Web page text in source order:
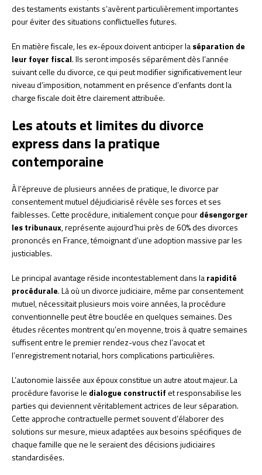
des testaments existants s’avèrent particulièrement importantes
pour éviter des situations conflictuelles futures.
En matière fiscale, les ex-époux doivent anticiper laséparation de
leur foyer fiscal. Ils seront imposés séparément dès l’année
suivant celle du divorce, ce qui peut modifier significativement leur
niveau d’imposition, notamment en présence d’enfants dont la
charge fiscale doit être clairement attribuée.
Les atouts et limites du divorce
express dans la pratique
contemporaine
À l’épreuve de plusieurs années de pratique, le divorce par
consentement mutuel déjudiciarisé révèle ses forces et ses
faiblesses. Cette procédure, initialement conçue pourdésengorger
les tribunaux, représente aujourd’hui près de 60% des divorces
prononcés en France, témoignant d’une adoption massive par les
justiciables.
Le principal avantage réside incontestablement dans larapidité
procédurale. Là où un divorce judiciaire, même par consentement
mutuel, nécessitait plusieurs mois voire années, la procédure
conventionnelle peut être bouclée en quelques semaines. Des
études récentes montrent qu’en moyenne, trois à quatre semaines
suffisent entre le premier rendez-vous chez l’avocat et
l’enregistrement notarial, hors complications particulières.
L’autonomie laissée aux époux constitue un autre atout majeur. La
procédure favorise le dialogue constructifet responsabilise les
parties qui deviennent véritablement actrices de leur séparation.
Cette approche contractuelle permet souvent d’élaborer des
solutions sur mesure, mieux adaptées aux besoins spécifiques de
chaque famille que ne le seraient des décisions judiciaires
standardisées.